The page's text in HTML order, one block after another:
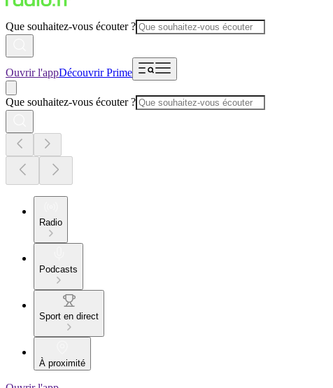
Que souhaitez-vous écouter ?
Ouvrir l'appDécouvrir Prime
Que souhaitez-vous écouter ?
Radio
Podcasts
Sport en direct
À proximité